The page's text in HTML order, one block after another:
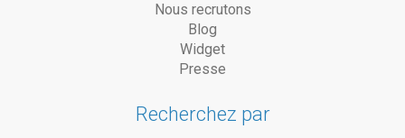
Nous recrutons
Blog
Widget
Presse
Recherchez par